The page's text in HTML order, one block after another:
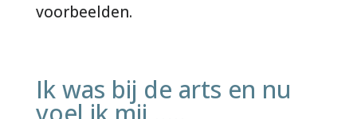
voorbeelden.
Ik was bij de arts en nu